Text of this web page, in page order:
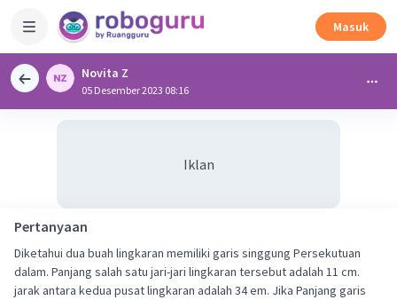
Masuk
Novita Z
05 Desember 2023 08:16
Iklan
Pertanyaan
Diketahui dua buah lingkaran memiliki garis singgung Persekutuan
dalam. Panjang salah satu jari-jari lingkaran tersebut adalah 11 cm.
jarak antara kedua pusat lingkaran adalah 34 em. Jika Panjang garis